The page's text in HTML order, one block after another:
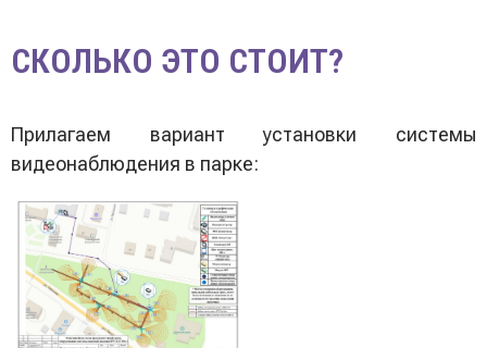
СКОЛЬКО ЭТО СТОИТ?
Прилагаем вариант установки системы
видеонаблюдения в парке: